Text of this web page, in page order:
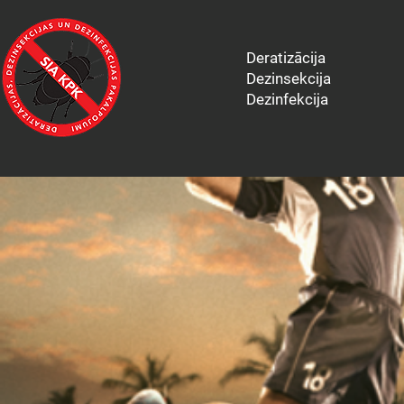
Deratizācija
Dezinsekcija
Dezinfekcija